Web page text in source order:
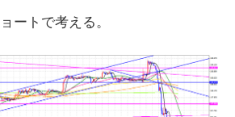
ートで考える。